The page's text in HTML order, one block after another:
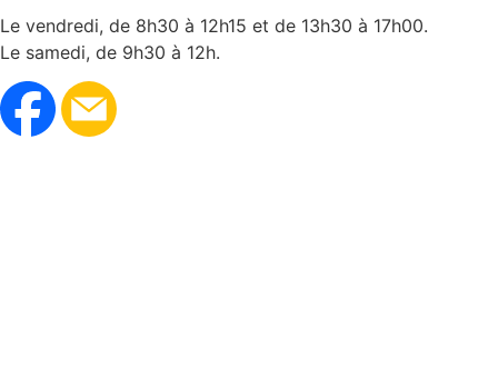
Le vendredi, de 8h30 à 12h15 et de 13h30 à 17h00.
Le samedi, de 9h30 à 12h.